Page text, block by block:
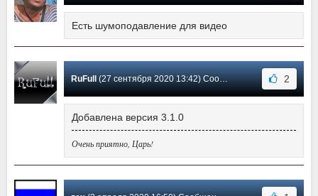
Есть шумоподавление для видео
RuFull (27 сентября 2020 13:42) Сообщение #27 2
Добавлена версия 3.1.0
Очень приятно, Царь!